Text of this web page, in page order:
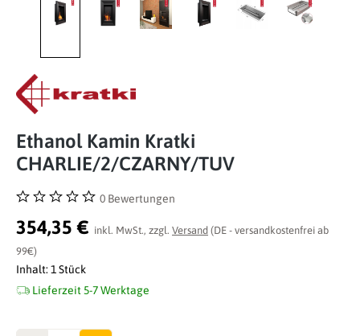
Ethanol Kamin Kratki
CHARLIE/2/CZARNY/TUV
Durchschnittliche Bewertung von 0 von 5 Sternen
0 Bewertungen
354,35 € inkl. MwSt., zzgl. Versand (DE - versandkostenfrei ab
99€)
Inhalt: 1 Stück
Lieferzeit 5-7 Werktage